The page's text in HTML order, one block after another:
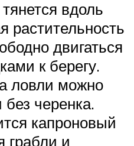
вдоль
растительность
двигаться
к берегу.
ловли можно
черенка.
капроновый
грабли и